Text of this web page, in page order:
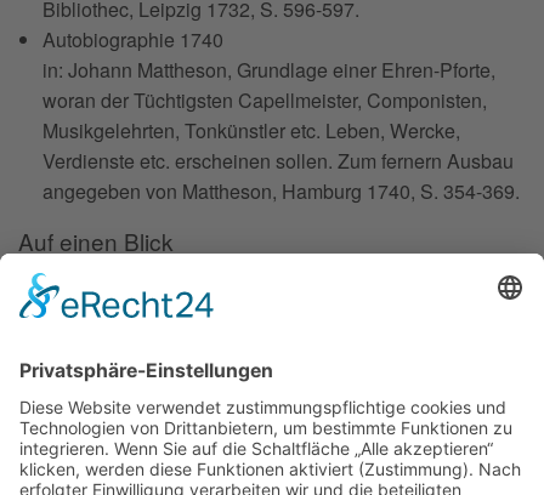
Bibliothec, Leipzig 1732, S. 596-597.
Autobiographie 1740
in: Johann Mattheson, Grundlage einer Ehren-Pforte,
woran der Tüchtigsten Capellmeister, Componisten,
Musikgelehrten, Tonkünstler etc. Leben, Wercke,
Verdienste etc. erscheinen sollen. Zum fernern Ausbau
angegeben von Mattheson, Hamburg 1740, S. 354-369.
Auf einen Blick
Forschung
Musikalien-Leihmaterial
Publikationen
Links
Aktuelles